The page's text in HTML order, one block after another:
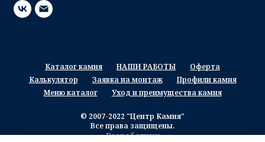
Каталог камня НАШИ РАБОТЫ
Оферта
Калькулятор
Заявка на монтаж
Профили камня
Меню каталог
Уход и преимущества камня
© 2007-2022 "Центр Камня"
Все права защищены.
Разработчик